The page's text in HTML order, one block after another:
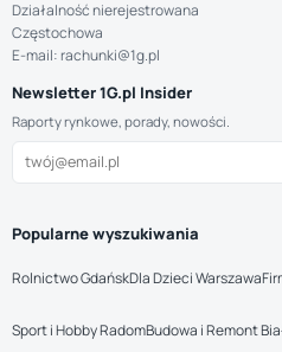
Działalność nierejestrowana
Częstochowa
E-mail: rachunki@1g.pl
Newsletter 1G.pl Insider
Raporty rynkowe, porady, nowości.
Popularne wyszukiwania
Rolnictwo GdańskDla Dzieci Warszawa
Sport i Hobby RadomBudowa i Remont